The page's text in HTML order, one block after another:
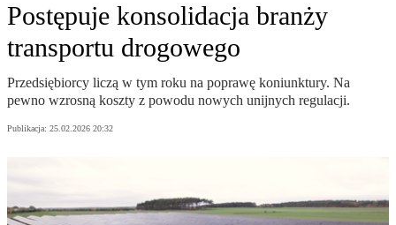
Postępuje konsolidacja branży
transportu drogowego
Przedsiębiorcy liczą w tym roku na poprawę koniunktury. Na
pewno wzrosną koszty z powodu nowych unijnych regulacji.
Publikacja: 25.02.2026 20:32